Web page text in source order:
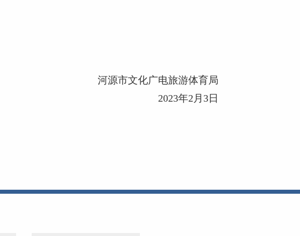
河源市文化广电旅游体育局
2023年2月3日